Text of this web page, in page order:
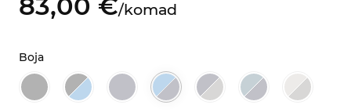
83,00 €/komad
Boja